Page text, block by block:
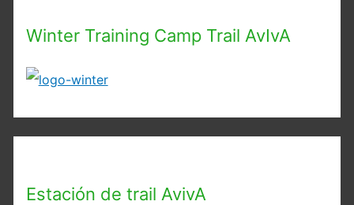
Winter Training Camp Trail AvIvA
Estación de trail AvivA